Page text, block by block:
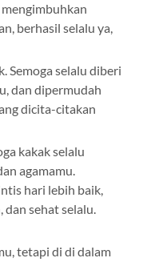
mengimbuhkan
berhasil selalu ya,
Semoga selalu diberi
dan dipermudah
dicita-citakan
kakak selalu
agamamu.
hari lebih baik,
dan sehat selalu.
tetapi di di dalam